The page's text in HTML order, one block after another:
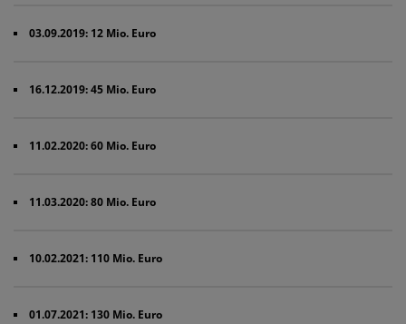
03.09.2019: 12 Mio. Euro
16.12.2019: 45 Mio. Euro
11.02.2020: 60 Mio. Euro
11.03.2020: 80 Mio. Euro
10.02.2021: 110 Mio. Euro
01.07.2021: 130 Mio. Euro